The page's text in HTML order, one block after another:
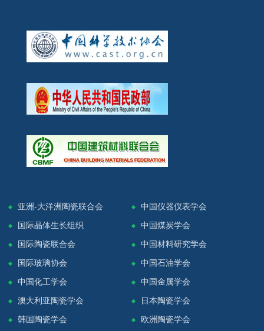
亚洲-大洋洲陶瓷联合会
中国仪器仪表学会
国际晶体生长组织
中国煤炭学会
国际陶瓷联合会
中国材料研究学会
国际玻璃协会
中国石油学会
中国化工学会
中国金属学会
澳大利亚陶瓷学会
日本陶瓷学会
韩国陶瓷学会
欧洲陶瓷学会